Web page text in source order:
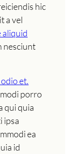
hic
a vel
aliquid
nesciunt
et.
modi porro
qui quia
ipsa
ea
id